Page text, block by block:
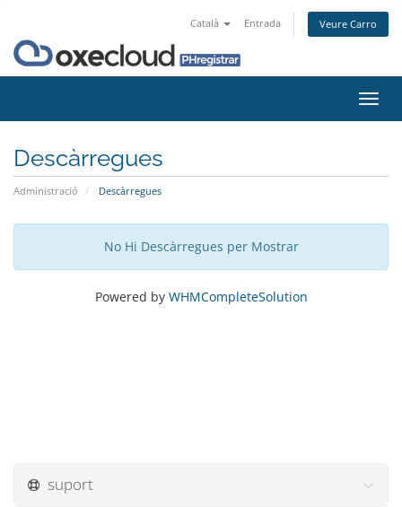
Català Entrada Veure Carro
la
Descàrregues
Administració Descàrregues
No Hi Descàrregues per Mostrar
Powered by WHMCompleteSolution
suport